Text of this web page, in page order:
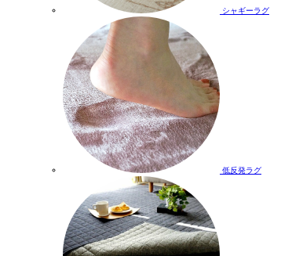
シャギーラグ
低反発ラグ